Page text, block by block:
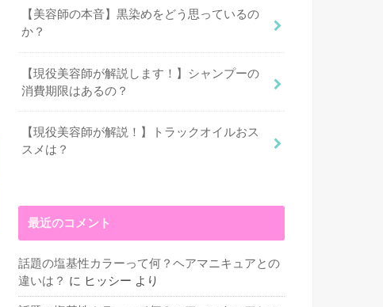
【美容師の本音】黒染めをどう思っているの
か？
【現役美容師が解説します！】シャンプーの
消費期限はあるの？
【現役美容師が解説！】トラックオイルおス
スメは？
最近のコメント
話題の塩基性カラーって何？ヘアマニキュアとの
違いは？ に ヒッシー より